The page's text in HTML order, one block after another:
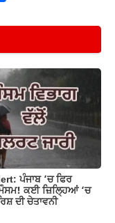
ar
e
ਪੰਜਾਬ ‘ਚ ਫਿਰ
ਕਈ ਜ਼ਿਲ੍ਹਿਆਂ ‘ਚ
ਦੀ ਚੇਤਾਵਨੀ